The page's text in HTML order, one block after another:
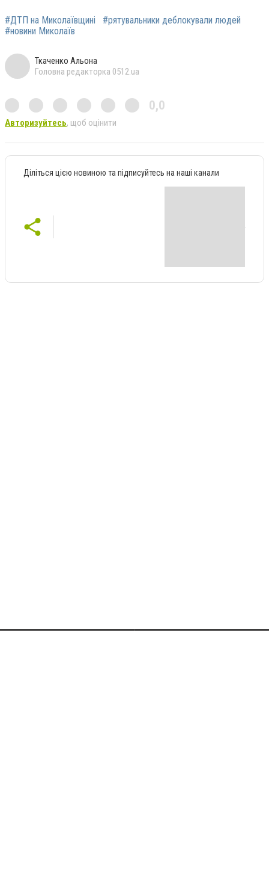
#ДТП на Миколаївщині
#рятувальники деблокували людей
#новини Миколаїв
Ткаченко Альона
Головна редакторка 0512.ua
0,0
Авторизуйтесь, щоб оцінити
Діліться цією новиною та підписуйтесь на наші канали